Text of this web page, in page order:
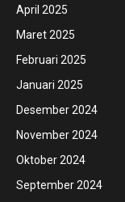
April 2025
Maret 2025
Februari 2025
Januari 2025
Desember 2024
November 2024
Oktober 2024
September 2024